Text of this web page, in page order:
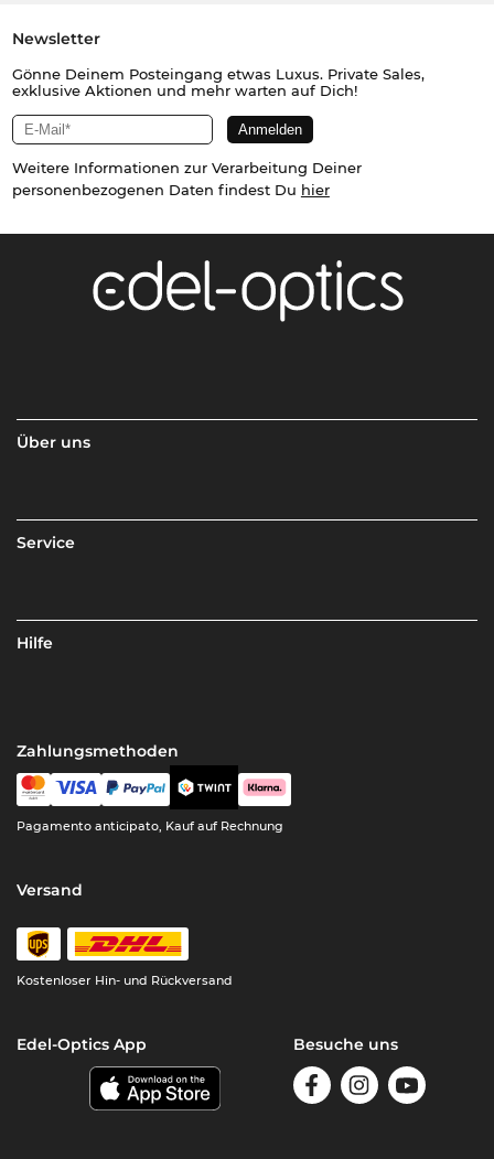
Newsletter
Gönne Deinem Posteingang etwas Luxus. Private Sales,
exklusive Aktionen und mehr warten auf Dich!
Weitere Informationen zur Verarbeitung Deiner
personenbezogenen Daten findest Du hier
Über uns
Service
Hilfe
Zahlungsmethoden
Pagamento anticipato, Kauf auf Rechnung
Versand
Kostenloser Hin- und Rückversand
Edel-Optics App Besuche uns